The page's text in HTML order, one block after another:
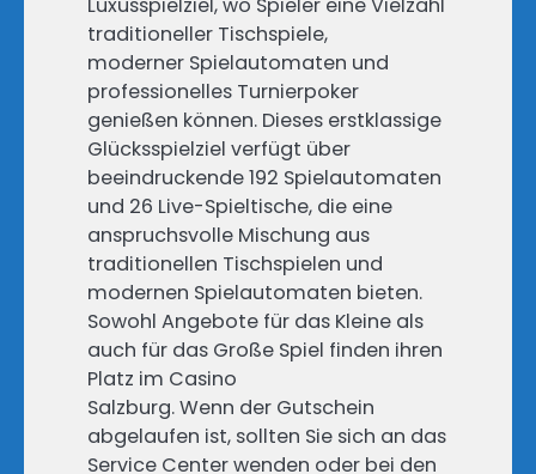
Luxusspielziel, wo Spieler eine Vielzahl
traditioneller Tischspiele,
moderner Spielautomaten und
professionelles Turnierpoker
genießen können. Dieses erstklassige
Glücksspielziel verfügt über
beeindruckende 192 Spielautomaten
und 26 Live-Spieltische, die eine
anspruchsvolle Mischung aus
traditionellen Tischspielen und
modernen Spielautomaten bieten.
Sowohl Angebote für das Kleine als
auch für das Große Spiel finden ihren
Platz im Casino
Salzburg. Wenn der Gutschein
abgelaufen ist, sollten Sie sich an das
Service Center wenden oder bei den